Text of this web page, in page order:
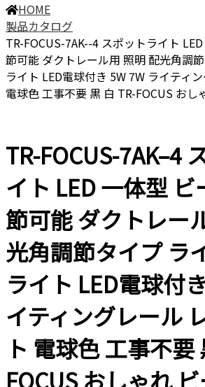
HOME
製品カタログ
TR-FOCUS-7AK--4 スポットライト
節可能 ダクトレール用 照明 配光角調
ライト LED電球付き 5W 7W ライティ
電球色 工事不要 黒 白 TR-FOCUS おし
TR-FOCUS-7AK–4
イト LED 一体型
節可能 ダクトレー
光角調節タイプ ラ
ライト LED電球付
イティングレール
ト 電球色 工事不要
FOCUS おしゃれ